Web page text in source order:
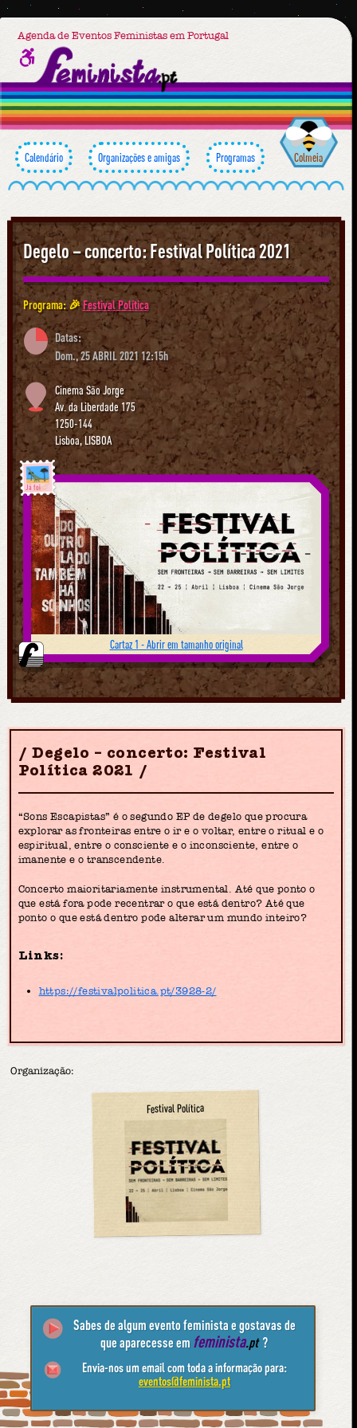
Agenda de Eventos Feministas em Portugal
Calendário Organizações e amigas Programas Colmeia
Degelo – concerto: Festival Política 2021
Programa: 🎉Festival Política
Datas:
Dom., 25 ABRIL 2021 12:15h
Cinema São Jorge
Av. da Liberdade 175
1250-144
Lisboa,LISBOA
Já foi
Cartaz 1 - Abrir em tamanho original
Degelo – concerto: Festival
Política 2021
“Sons Escapistas” é o segundo EP de degelo que procura
explorar as fronteiras entre o ir e o voltar, entre o ritual e o
espiritual, entre o consciente e o inconsciente, entre o
imanente e o transcendente.
Concerto maioritariamente instrumental. Até que ponto o
que está fora pode recentrar o que está dentro? Até que
ponto o que está dentro pode alterar um mundo inteiro?
Links:
https://festivalpolitica.pt/3928-2/
Organização:
Festival Política
Sabes de algum evento feminista e gostavas de
que aparecesse em feminista.pt ?
Envia-nos um email com toda a informação para:
eventos@feminista.pt